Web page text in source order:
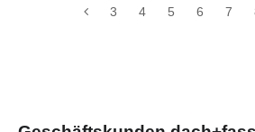
3 4 5 6 7